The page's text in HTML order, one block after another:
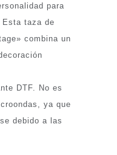
para
taza de
combina un
DTF. No es
ya que
debido a las